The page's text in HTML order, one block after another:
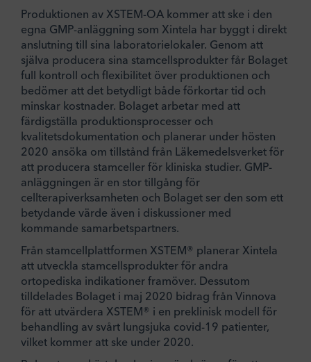
Produktionen av XSTEM-OA kommer att ske i den
egna GMP-anläggning som Xintela har byggt i direkt
anslutning till sina laboratorielokaler. Genom att
själva producera sina stamcellsprodukter får Bolaget
full kontroll och flexibilitet över produktionen och
bedömer att det betydligt både förkortar tid och
minskar kostnader. Bolaget arbetar med att
färdigställa produktionsprocesser och
kvalitetsdokumentation och planerar under hösten
2020 ansöka om tillstånd från Läkemedelsverket för
att producera stamceller för kliniska studier. GMP-
anläggningen är en stor tillgång för
cellterapiverksamheten och Bolaget ser den som ett
betydande värde även i diskussioner med
kommande samarbetspartners.
Från stamcellplattformen XSTEM® planerar Xintela
att utveckla stamcellsprodukter för andra
ortopediska indikationer framöver. Dessutom
tilldelades Bolaget i maj 2020 bidrag från Vinnova
för att utvärdera XSTEM® i en preklinisk modell för
behandling av svårt lungsjuka covid-19 patienter,
vilket kommer att ske under 2020.